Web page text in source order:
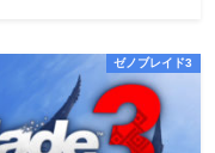
ゼノブレイド3